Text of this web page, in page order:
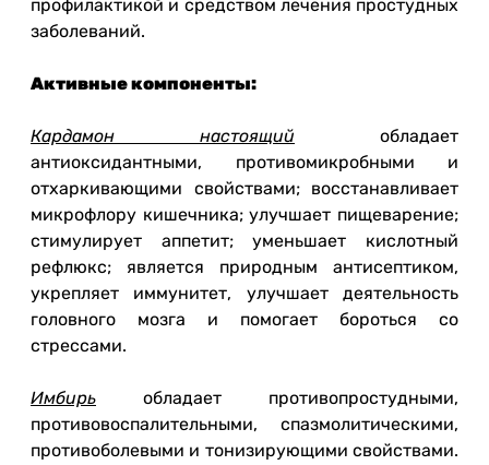
профилактикой и средством лечения простудных
заболеваний.
Активные компоненты:
Кардамон настоящий обладает
антиоксидантными, противомикробными и
отхаркивающими свойствами; восстанавливает
микрофлору кишечника; улучшает пищеварение;
стимулирует аппетит; уменьшает кислотный
рефлюкс; является природным антисептиком,
укрепляет иммунитет, улучшает деятельность
головного мозга и помогает бороться со
стрессами.
Имбирь обладает противопростудными,
противовоспалительными, спазмолитическими,
противоболевыми и тонизирующими свойствами.